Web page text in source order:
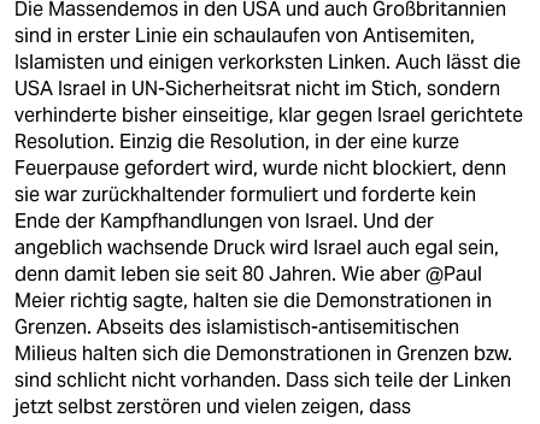
Die Massendemos in den USA und auch Großbritannien
sind in erster Linie ein schaulaufen von Antisemiten,
Islamisten und einigen verkorksten Linken. Auch lässt die
USA Israel in UN-Sicherheitsrat nicht im Stich, sondern
verhinderte bisher einseitige, klar gegen Israel gerichtete
Resolution. Einzig die Resolution, in der eine kurze
Feuerpause gefordert wird, wurde nicht blockiert, denn
sie war zurückhaltender formuliert und forderte kein
Ende der Kampfhandlungen von Israel. Und der
angeblich wachsende Druck wird Israel auch egal sein,
denn damit leben sie seit 80 Jahren. Wie aber @Paul
Meier richtig sagte, halten sie die Demonstrationen in
Grenzen. Abseits des islamistisch-antisemitischen
Milieus halten sich die Demonstrationen in Grenzen bzw.
sind schlicht nicht vorhanden. Dass sich teile der Linken
jetzt selbst zerstören und vielen zeigen, dass